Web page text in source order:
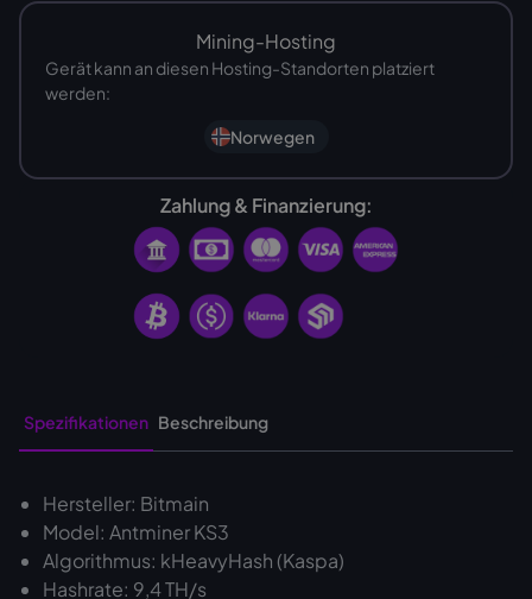
Mining-Hosting
Gerät kann an diesen Hosting-Standorten platziert
werden:
Norwegen
Zahlung & Finanzierung:
Spezifikationen Beschreibung
Hersteller: Bitmain
Model: Antminer KS3
Algorithmus: kHeavyHash (Kaspa)
Hashrate: 9,4 TH/s